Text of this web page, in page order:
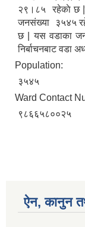
२९।८५ रहेकाे छ
जनसंख्या ३५४५
छ | यस वडाका
निर्बाचनबाट वडा
Population:
३५४५
Ward Contact
९८६६५८००२५
ऐन, कानुन